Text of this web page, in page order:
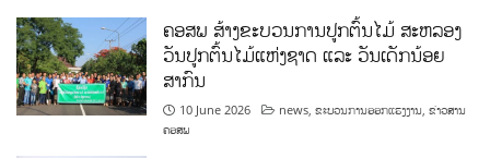
ຄອສພ ສ້າງຂະບວນການປູກຕົ້ນໄມ້ ສະຫລອງ
ວັນປູກຕົ້ນໄມ້ແຫ່ງຊາດ ແລະ ວັນເດັກນ້ອຍ
ສາກົນ
10 June 2026 news,ຂະບວນການອອກແຮງງານ,ຂ່າວສານ
ຄອສພ